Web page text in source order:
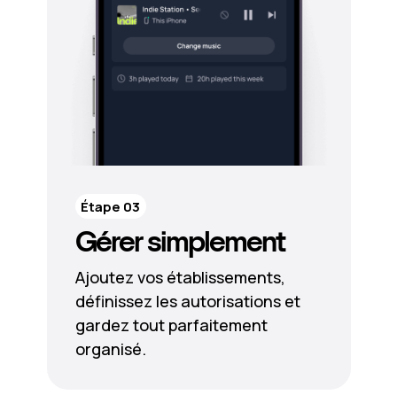
Gérer simplement
Ajoutez vos établissements,
définissez les autorisations et
gardez tout parfaitement
organisé.
Étape 03